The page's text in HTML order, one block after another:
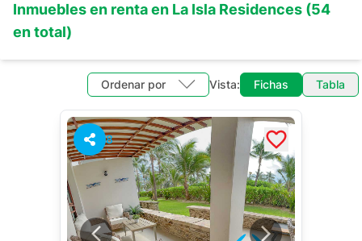
Inmuebles en rentaen La Isla Residences (54
en total)
Ordenar por Vista: Fichas Tabla
8